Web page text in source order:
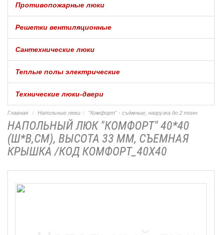
Противопожарные люки
Решетки вентиляционные
Сантехнические люки
Теплые полы электрические
Технические люки-двери
Главная Напольные люки "Комфорт" - съёмные, нагрузка до 2 тонн
НАПОЛЬНЫЙ ЛЮК "КОМФОРТ" 40*40
(Ш*В,СМ), ВЫСОТА 33 ММ, СЪЕМНАЯ
КРЫШКА /КОД КОМФОРТ_40Х40